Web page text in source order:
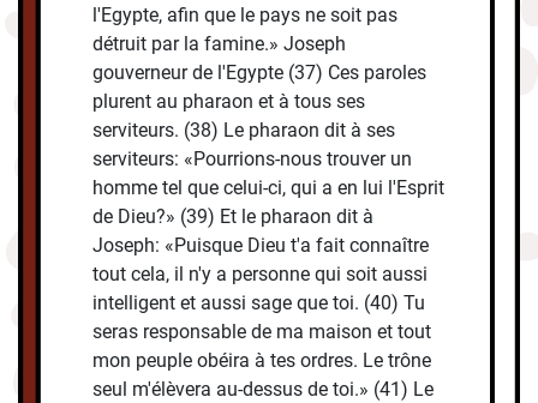
l'Egypte, afin que le pays ne soit pas
détruit par la famine.» Joseph
gouverneur de l'Egypte (37) Ces paroles
plurent au pharaon et à tous ses
serviteurs. (38) Le pharaon dit à ses
serviteurs: «Pourrions-nous trouver un
homme tel que celui-ci, qui a en lui l'Esprit
de Dieu?» (39) Et le pharaon dit à
Joseph: «Puisque Dieu t'a fait connaître
tout cela, il n'y a personne qui soit aussi
intelligent et aussi sage que toi. (40) Tu
seras responsable de ma maison et tout
mon peuple obéira à tes ordres. Le trône
seul m'élèvera au-dessus de toi.» (41) Le